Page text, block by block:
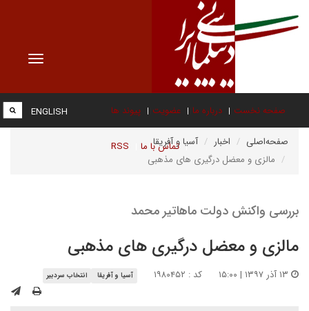
Toggle
صفحه نخست درباره ما عضویت پیوند ها
تماس با ما RSS
ENGLISH
صفحه‌اصلی اخبار
آسیا و آفریقا
مالزی و معضل درگیری های مذهبی
بررسی واکنش دولت ماهاتیر محمد
مالزی و معضل درگیری های مذهبی
کد : ۱۹۸۰۴۵۲ آسیا و آفریقا انتخاب سردبیر